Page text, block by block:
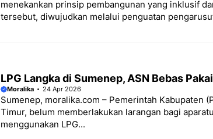
menekankan prinsip pembangunan yang inklusif
tersebut, diwujudkan melalui penguatan
LPG Langka di Sumenep, ASN Bebas
Moralika 24 Apr 2026
Sumenep, moralika.com – Pemerintah Kabupaten
Timur, belum memberlakukan larangan bagi
menggunakan LPG...